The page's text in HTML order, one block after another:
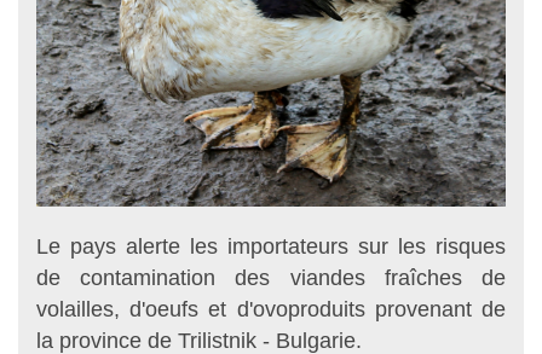
Le pays alerte les importateurs sur les risques
de contamination des viandes fraîches de
volailles, d'oeufs et d'ovoproduits provenant de
la province de Trilistnik - Bulgarie.